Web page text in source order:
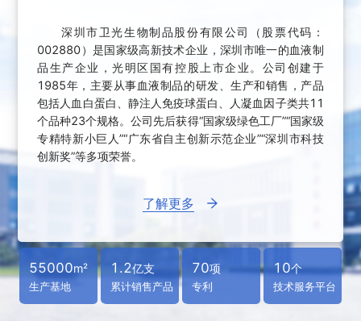
深圳市卫光生物制品股份有限公司（股票代码：
002880）是国家级高新技术企业，深圳市唯一的血液制
品生产企业，光明区国有控股上市企业。公司创建于
1985年，主要从事血液制品的研发、生产和销售，产品
包括人血白蛋白、静注人免疫球蛋白、人凝血因子类共11
个品种23个规格。公司先后获得“国家级绿色工厂”“国家级
专精特新小巨人”“广东省自主创新示范企业”“深圳市科技
创新奖”等多项荣誉。
了解更多
55000m²
生产基地
1.2亿支
累计销售产品
70项
专利
10个
技术服务平台